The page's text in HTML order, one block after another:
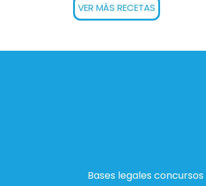
VER MÁS RECETAS
Bases legales concursos